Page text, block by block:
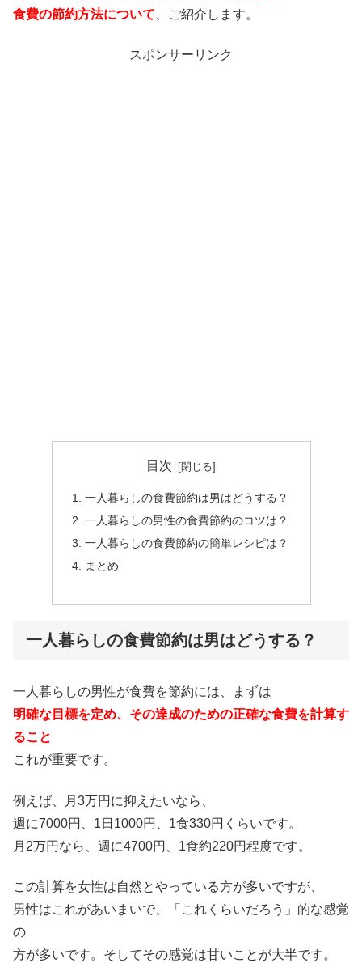
食費の節約方法について 、ご紹介します。
スポンサーリンク
目次
一人暮らしの食費節約は男はどうする？
一人暮らしの男性の食費節約のコツは？
一人暮らしの食費節約の簡単レシピは？
まとめ
一人暮らしの食費節約は男はどうする？
一人暮らしの男性が食費を節約には、まずは
明確な目標を定め、その達成のための正確な食費を計算す
ること
これが重要です。
例えば、月3万円に抑えたいなら、
週に7000円、1日1000円、1食330円くらいです。
月2万円なら、週に4700円、1食約220円程度です。
この計算を女性は自然とやっている方が多いですが、
男性はこれがあいまいで、「これくらいだろう」的な感覚
の
方が多いです。そしてその感覚は甘いことが大半です。